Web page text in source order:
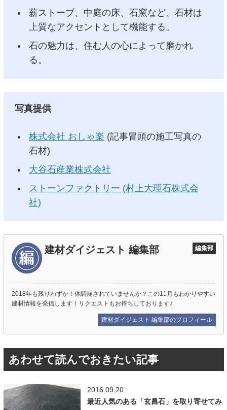
薪ストーブ、中庭の床、石窯など、石材は
上質なアクセントとして機能する。
石の魅力は、住む人の心によって磨かれ
る。
写真提供
株式会社 おしゃ楽 (記事冒頭の施工写真の
石材)
大谷石産業株式会社
ストーンファクトリー (村上大理石株式会
社)
建材ダイジェスト 編集部 編集部
2018年も残りわずか！体調崩されていませんか？この11月もわかりやすい
建材情報を発信します！リクエストもお待ちしております♪
建材ダイジェスト 編集部のプロフィール
あわせて読んでおきたい記事
2016.09.20
最近人気のある「玄昌石」を取り寄せてみ